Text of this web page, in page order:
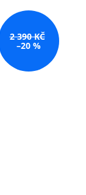
2 390 KČ
–20 %